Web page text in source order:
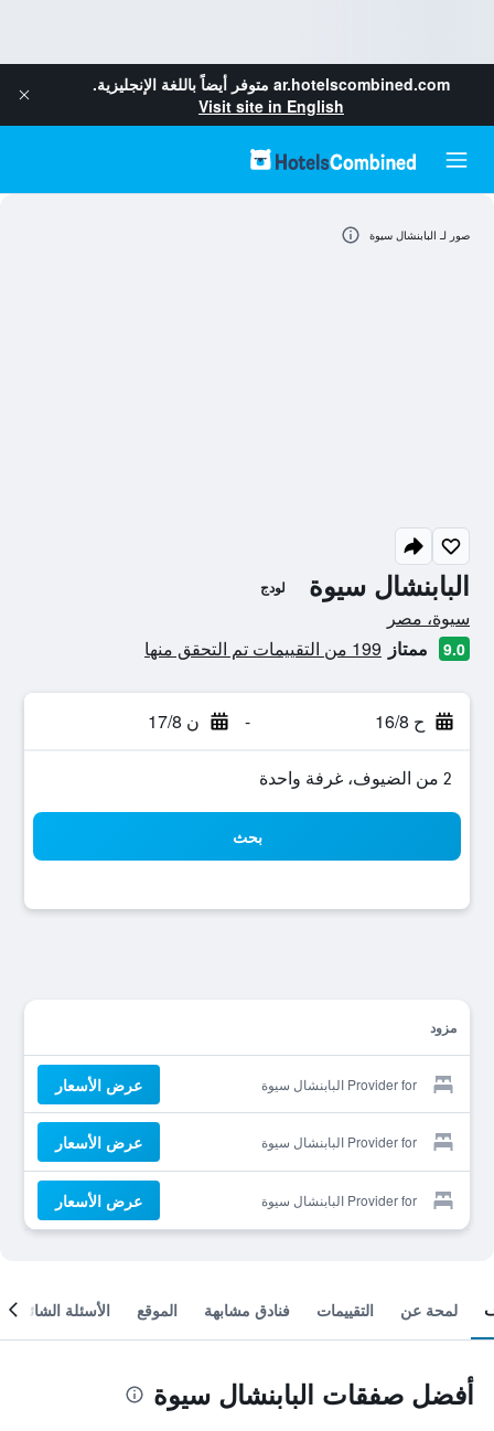
ar.hotelscombined.com متوفر أيضاً باللغة الإنجليزية.
Visit site in English
البابنشال سيوة لودج
تقييم فئة 0
سيوة، مصر
9.0 ممتاز 199 من التقييمات تم التحقق منها
ح 16/8 - ن 17/8
2 من الضيوف، غرفة واحدة
بحث
مزود
Provider for البابنشال سيوة عرض الأسعار
Provider for البابنشال سيوة عرض الأسعار
Provider for البابنشال سيوة عرض الأسعار
صور لـ البابنشال سيوة
لمحة عن التقييمات فنادق مشابهة الموقع الأسئلة الشائعة
أفضل صفقات البابنشال سيوة